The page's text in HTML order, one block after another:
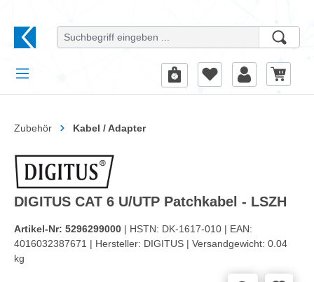
Zubehör Kabel / Adapter
DIGITUS CAT 6 U/UTP Patchkabel - LSZH
Artikel-Nr: 5296299000 | HSTN: DK-1617-010 | EAN:
4016032387671 | Hersteller: DIGITUS | Versandgewicht: 0.04
kg